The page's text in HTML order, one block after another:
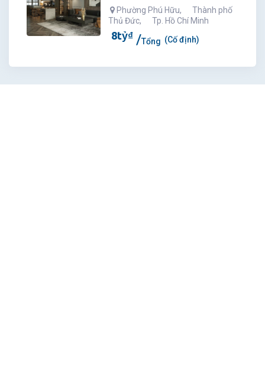
Phường Phú Hữu,
Thành phố
Thủ Đức, Tp. Hồ Chí Minh
8tỷ₫ Tổng (Cố định)